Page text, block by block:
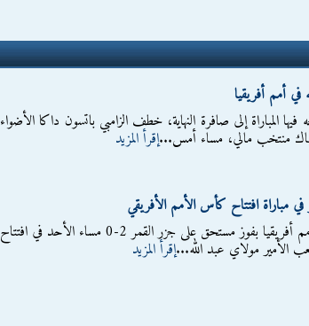
أمم أفريقيا
المباراة إلى صافرة النهاية، خطف الزامبي باتسون داكا الأضواء
منتخب مالي، مساء أمس...إقرأ المزيد
مباراة افتتاح كأس الأمم الأفريقي
استهل المغرب مشواره في كأس أمم أفريقيا بفوز مستحق على جزر القمر 2-0 مساء الأحد في افتتاح
الأمير مولاي عبد الله...إقرأ المزيد